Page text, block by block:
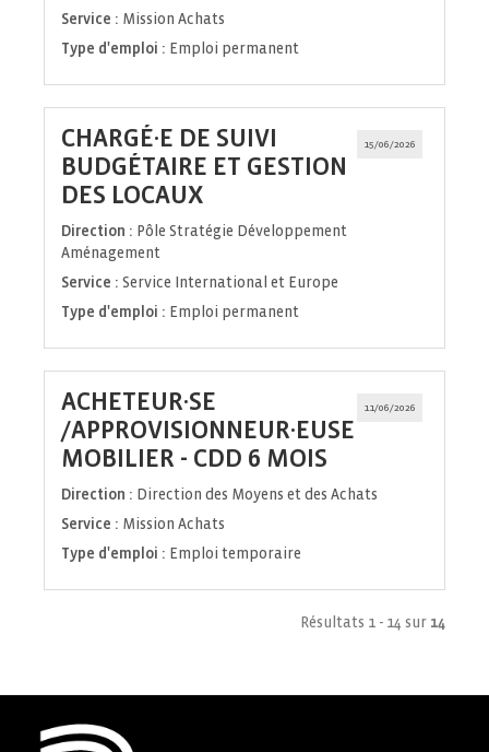
Service : Mission Achats
Type d'emploi : Emploi permanent
15/06/2026
CHARGÉ·E DE SUIVI
BUDGÉTAIRE ET GESTION
DES LOCAUX(Nouvelle
fenêtre)
Direction : Pôle Stratégie Développement
Aménagement
Service : Service International et Europe
Type d'emploi : Emploi permanent
11/06/2026
ACHETEUR·SE
/APPROVISIONNEUR·EUSE
MOBILIER - CDD 6 MOIS
fenêtre)
Direction : Direction des Moyens et des Achats
Service : Mission Achats
Type d'emploi : Emploi temporaire
Résultats 1 - 14 sur 14